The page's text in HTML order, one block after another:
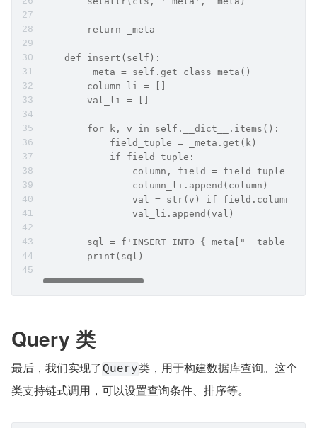
        return _meta
    def insert(self):
        _meta = self.get_class_meta()
        column_li = []
        val_li = []
        for k, v in self.__dict__.items():
            field_tuple = _meta.get(k)
            if field_tuple:
                column, field = field_tuple
                column_li.append(column)
val = str(v) if
                val_li.append(val)
sql = f'INSERT INTO
        print(sql)
Query 类
最后，我们实现了Query类，用于构建数据库查询。这个
类支持链式调用，可以设置查询条件、排序等。